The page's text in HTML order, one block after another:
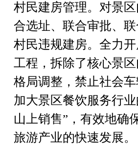
村民建房管理。对景
合选址、联合审批、
村民违规建房。全力
工程，拆除了核心景
格局调整，禁止社会
加大景区餐饮服务行
山上销售”，有效地确
旅游产业的快速发展。